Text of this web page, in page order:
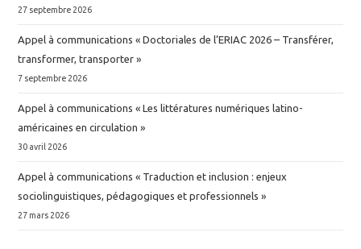
27 septembre 2026
Appel à communications « Doctoriales de l’ERIAC 2026 – Transférer,
transformer, transporter »
7 septembre 2026
Appel à communications « Les littératures numériques latino-
américaines en circulation »
30 avril 2026
Appel à communications « Traduction et inclusion : enjeux
sociolinguistiques, pédagogiques et professionnels »
27 mars 2026